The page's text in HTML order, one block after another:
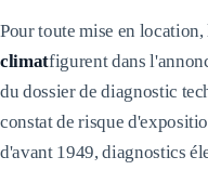
Pour toute mise en
climatfigurent dans
du dossier de diagnostic
constat de risque
d'avant 1949, diagnostics